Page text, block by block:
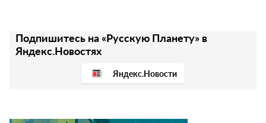
Подпишитесь на «Русскую Планету» в
Яндекс.Новостях
Яндекс.Новости